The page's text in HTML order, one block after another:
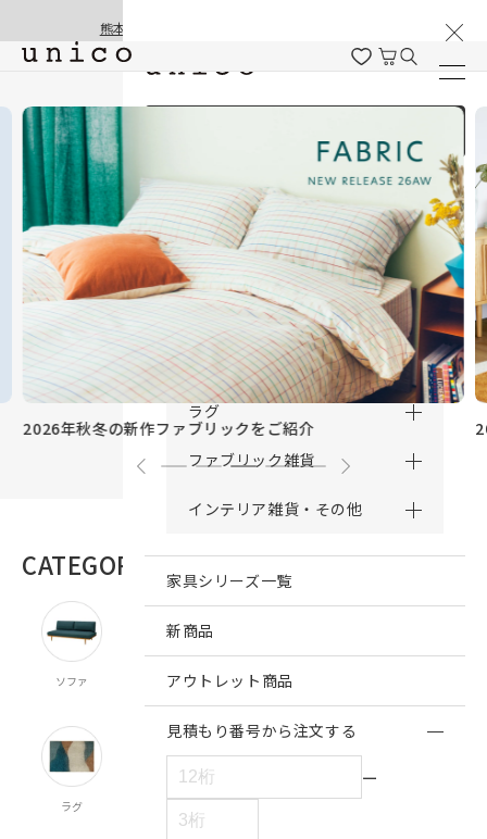
熊本地震の影響による配送遅延と停止について
商品を探す
商品カテゴリー一覧
家具
カーテン
ラグ
ファブリック雑貨
インテリア雑貨・その他
家具シリーズ一覧
新商品
アウトレット商品
見積もり番号から注文する
ー
2026年秋冬の新作ファブリックをご紹介
CATEGORY 商品カテゴリー
ソファ
チェア・ベンチ
テーブル
ラグ
カーテン